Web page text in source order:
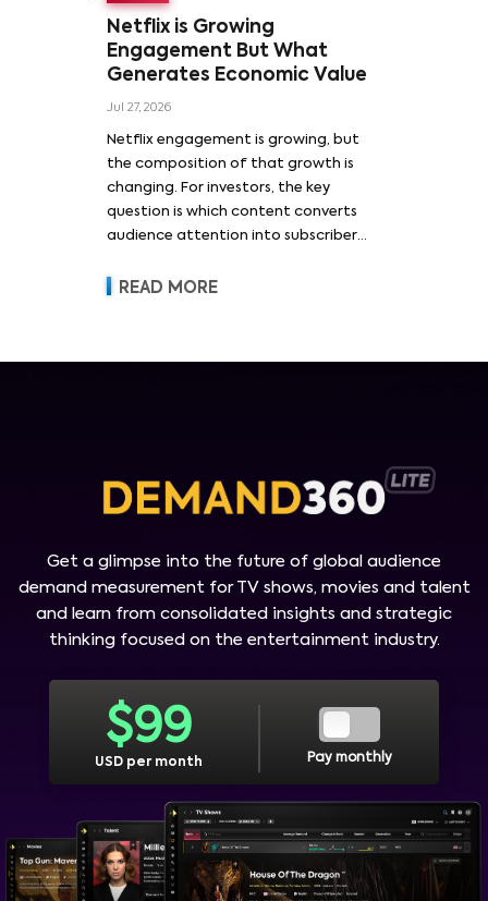
Netflix is Growing
Engagement But What
Generates Economic Value
Jul 27, 2026
Netflix engagement is growing, but
the composition of that growth is
changing. For investors, the key
question is which content converts
audience attention into subscriber
revenue and pricing power.
READ MORE
Get a glimpse into the future of global audience
demand measurement for TV shows, movies and talent
and learn from consolidated insights and strategic
thinking focused on the entertainment industry.
$99
USD per month Pay monthly